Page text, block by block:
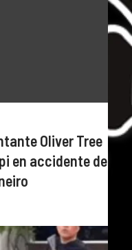
Oliver Tree
en accidente de